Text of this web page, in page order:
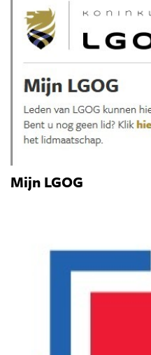
Mijn LGOG